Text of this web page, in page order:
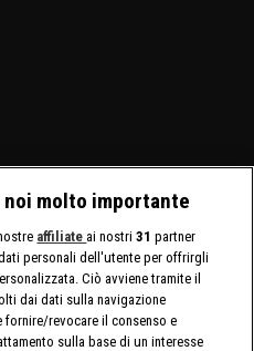
noi molto importante
affiliate ai nostri31 partner
personali dell'utente per offrirgli
Ciò avviene tramite il
dai dati sulla navigazione
fornire/revocare il consenso e
sulla base di un interesse